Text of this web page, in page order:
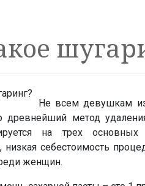
Не всем девушкам
древнейший метод
на трех основных
низкая себестоимость
женщин.